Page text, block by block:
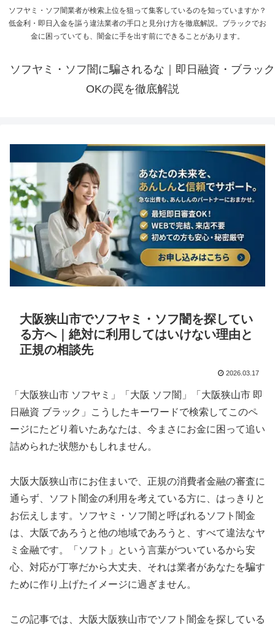
ソフヤミ・ソフ闇業者が検索上位を狙って集客しているのを知っていますか？
低金利・即日入金を謳う違法業者の手口と見分け方を徹底解説。ブラックでお
金に困っていても、闇金に手を出す前にできることがあります。
ソフヤミ・ソフ闇に騙されるな｜即日融資・ブラック
OKの罠を徹底解説
大阪狭山市でソフヤミ・ソフ闇を探してい
る方へ｜絶対に利用してはいけない理由と
正規の相談先
2026.03.17
「大阪狭山市 ソフヤミ」「大阪 ソフ闇」「大阪狭山市 即
日融資 ブラック」こうしたキーワードで検索してこのペ
ージにたどり着いたあなたは、今まさにお金に困って追い
詰められた状態かもしれません。
大阪大阪狭山市にお住まいで、正規の消費者金融の審査に
通らず、ソフト闇金の利用を考えている方に、はっきりと
お伝えします。ソフヤミ・ソフ闇と呼ばれるソフト闇金
は、大阪であろうと他の地域であろうと、すべて違法なヤ
ミ金融です。「ソフト」という言葉がついているから安
心、対応が丁寧だから大丈夫、それは業者があなたを騙す
ために作り上げたイメージに過ぎません。
この記事では、大阪大阪狭山市でソフト闇金を探している